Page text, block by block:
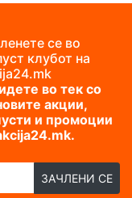
се во
клубот на
во тек со
акции,
и промоции
ЗАЧЛЕНИ СЕ